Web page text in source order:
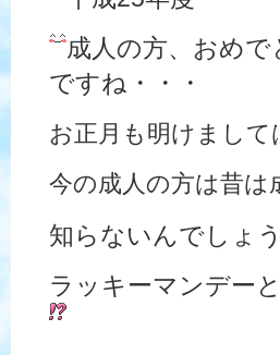
成人の方、おめ
ですね・・・
お正月も明けまし
今の成人の方は昔は
知らないんでしょ
ラッキーマンデー